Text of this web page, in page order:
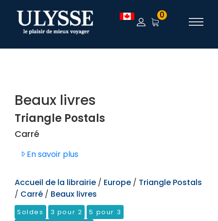
TEST 0
Beaux livres
Triangle Postals
Carré
En savoir plus
Accueil de la librairie / Europe / Triangle Postals
/ Carré / Beaux livres
Soldes 3 pour 2
5 pour 3